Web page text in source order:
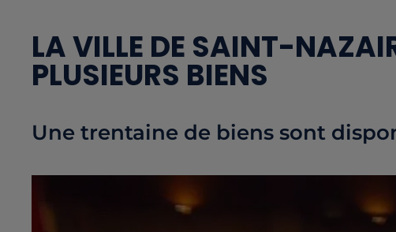
LA VILLE DE SAINT-
PLUSIEURS BIENS
Une trentaine de biens sont